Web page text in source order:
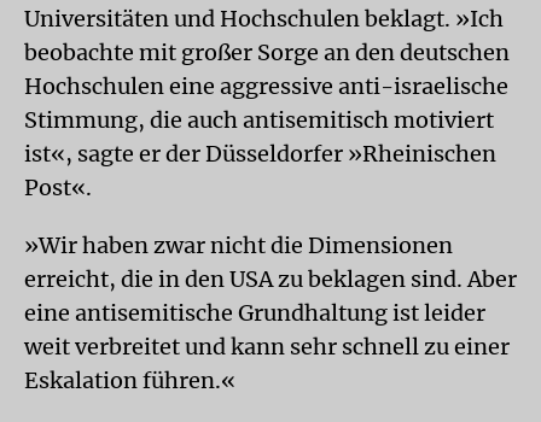
Universitäten und Hochschulen beklagt. »Ich
beobachte mit großer Sorge an den deutschen
Hochschulen eine aggressive anti-israelische
Stimmung, die auch antisemitisch motiviert
ist«, sagte er der Düsseldorfer »Rheinischen
Post«.
»Wir haben zwar nicht die Dimensionen
erreicht, die in den USA zu beklagen sind. Aber
eine antisemitische Grundhaltung ist leider
weit verbreitet und kann sehr schnell zu einer
Eskalation führen.«